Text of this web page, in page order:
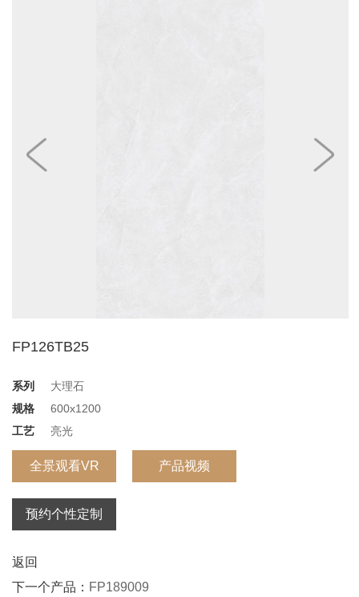
FP126TB25
系列
大理石
规格
600x1200
工艺
亮光
全景观看VR 产品视频
预约个性定制
返回
下一个产品： FP189009